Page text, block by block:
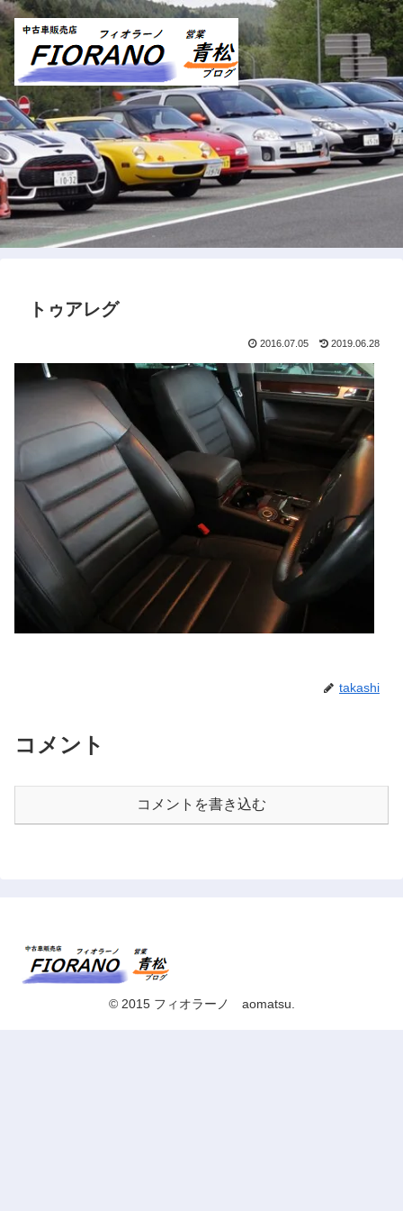
トゥアレグ
2016.07.05 2019.06.28
takashi
コメント
コメントを書き込む
© 2015 フィオラーノ aomatsu.